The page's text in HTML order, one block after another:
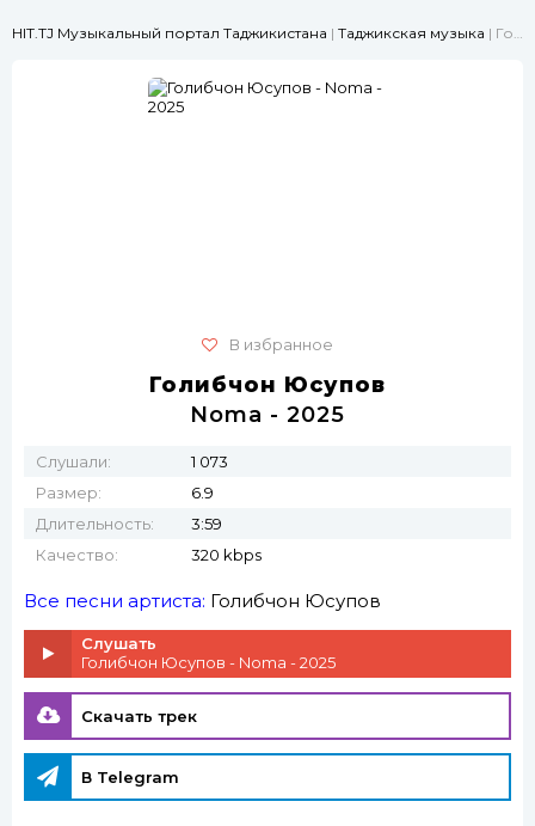
HIT.TJ Музыкальный портал Таджикистана | Таджикская музыка | Голибчон Юсупов - Noma - 2025
В избранное
Голибчон Юсупов
Noma - 2025
Слушали:
1 073
Размер:
6.9
Длительность:
3:59
Качество:
320 kbps
Все песни артиста: Голибчон Юсупов
Слушать
Голибчон Юсупов - Noma - 2025
Скачать трек
В Telegram